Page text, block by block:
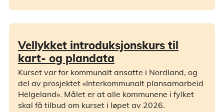
Vellykket introduksjonskurs til
kart- og plandata
Kurset var for kommunalt ansatte i Nordland, og
del av prosjektet «Interkommunalt plansamarbeid
Helgeland». Målet er at alle kommunene i fylket
skal få tilbud om kurset i løpet av 2026.